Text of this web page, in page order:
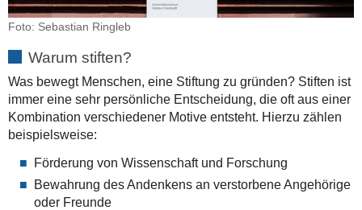
Foto: Sebastian Ringleb
Warum stiften?
Was bewegt Menschen, eine Stiftung zu gründen? Stiften ist
immer eine sehr persönliche Entscheidung, die oft aus einer
Kombination verschiedener Motive entsteht. Hierzu zählen
beispielsweise:
Förderung von Wissenschaft und Forschung
Bewahrung des Andenkens an verstorbene Angehörige
oder Freunde